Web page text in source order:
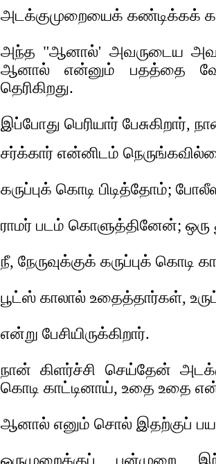
அடக்குமுறையைக் கண்டிக்கக்
அந்த "ஆனால்' அவருடைய
ஆனால் என்னும் பதத்தை வேறு
தெரிகிறது.
இப்போது பெரியார் பேசுகிறார்,
சர்க்கார் என்னிடம்
கருப்புக் கொடி பிடித்தோம்;
ராமர் படம் கொளுத்தினேன்; ஒரு
நீ, நேருவுக்குக் கருப்புக்
பூட்ஸ் காலால் உதைத்தார்கள்,
என்று பேசியிருக்கிறார்.
நான் கிளர்ச்சி செய்தேன்
கொடி காட்டினாய், உதை உதை
ஆனால் எனும் சொல் இதற்குப்
ஒருமுறைக்குப் பன்முறை